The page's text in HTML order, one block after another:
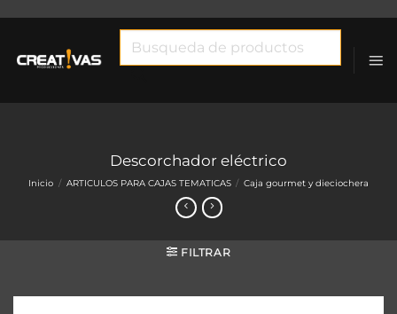
Descorchador eléctrico
Inicio / ARTICULOS PARA CAJAS TEMATICAS / Caja gourmet y dieciochera
FILTRAR